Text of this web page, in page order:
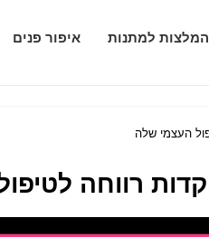
המלצות למתנות איפור פנים